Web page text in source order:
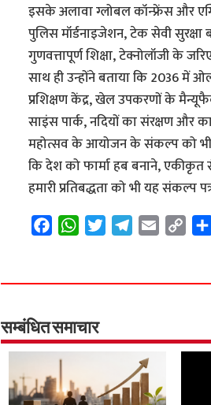
इसके अलावा ग्लोबल कॉन्फ्रेंस और
पुलिस मॉर्डनाइजेशन, टेक सेवी
गुणवत्तापूर्ण शिक्षा, टेक्नोलॉजी के
साथ ही उन्होंने बताया कि 2036 में
प्रशिक्षण केंद्र, खेल उपकरणों के
साइंस पार्क, नदियों का संरक्षण और
महोत्सव के आयोजन के संकल्प को भी
कि देश को फार्मा हब बनाने,
हमारी प्रतिबद्धता को भी यह संकल्प
e
o
o
W
t
A
p
t
r
e
a
m
i
y
n
सम्बंधित समाचार